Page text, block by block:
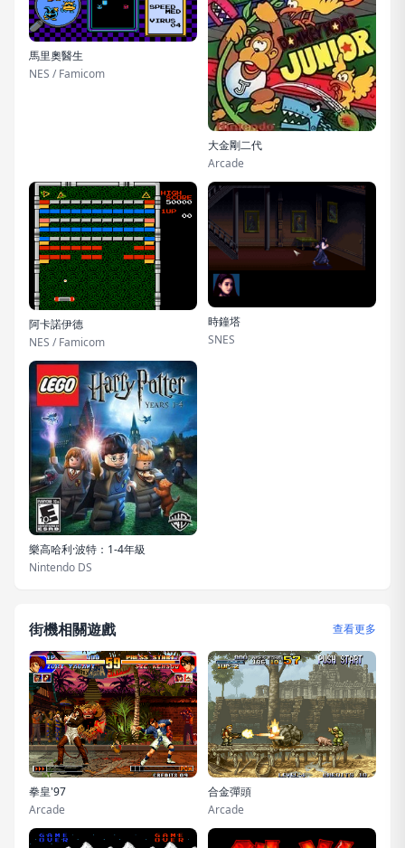
馬里奧醫生
NES / Famicom
大金剛二代
Arcade
阿卡諾伊德
NES / Famicom
時鐘塔
SNES
樂高哈利·波特：1-4年級
Nintendo DS
街機相關遊戲 查看更多
拳皇'97
Arcade
合金彈頭
Arcade